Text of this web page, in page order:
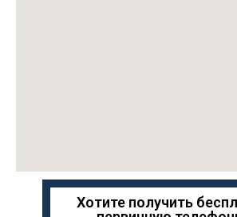
Хотите получить